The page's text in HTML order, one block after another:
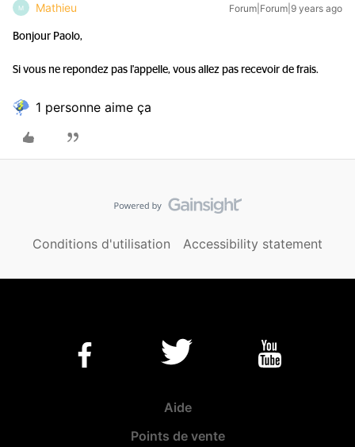
M Mathieu Forum|Forum|9 years ago
Bonjour Paolo,
Si vous ne repondez pas l'appelle, vous allez pas recevoir de frais.
1 personne aime ça
Conditions d'utilisation Accessibility statement
Aide
Points de vente